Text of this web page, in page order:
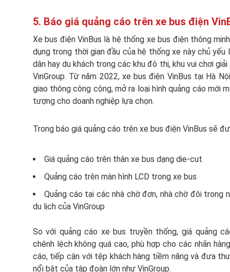
5. Báo giá quảng cáo trên xe bus điện
Xe bus điện VinBus là hệ thống xe bus điện thông
dụng trong thời gian đầu của hệ thống xe này chủ
dân hay du khách trong các khu đô thị, khu vui chơi
VinGroup. Từ năm 2022, xe bus điện VinBus tại Hà
giao thông công cộng, mở ra loại hình quảng cáo mới
tượng cho doanh nghiệp lựa chọn.
Trong báo giá quảng cáo trên xe bus điện VinBus sẽ
Giá quảng cáo trên thân xe bus dạng die-cut
Quảng cáo trên màn hình LCD trong xe bus
Quảng cáo tại các nhà chờ đơn, nhà chờ đôi trong
du lịch của VinGroup
So với quảng cáo xe bus truyền thống, giá quảng
chênh lệch không quá cao, phù hợp cho các nhãn
cáo, tiếp cận với tệp khách hàng tiềm năng và đưa
nổi bật của tập đoàn lớn như VinGroup.